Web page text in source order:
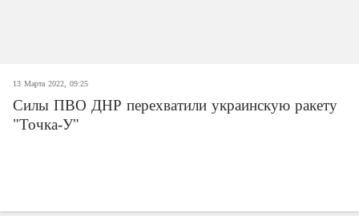
13 Марта 2022, 09:25
Силы ПВО ДНР перехватили украинскую ракету
"Точка-У"